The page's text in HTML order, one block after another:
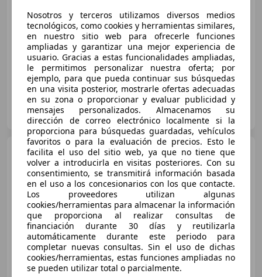
€ 10.270
Sincomparación
09/2016 103.000 km Gasolina -/-
FLEXICAR GRUPO BARCELONA.
ES-08097 L'Hospitalet de Llobregat
Citroen C41.6i 16v Collection
€ 2.900
Súperoferta
01/2006 206.300 km Gasolina 80 kW (109 CV)
Nosotros y terceros utilizamos diversos medios
tecnológicos, como cookies y herramientas similares,
en nuestro sitio web para ofrecerle funciones
ampliadas y garantizar una mejor experiencia de
usuario. Gracias a estas funcionalidades ampliadas,
le permitimos personalizar nuestra oferta; por
ejemplo, para que pueda continuar sus búsquedas
en una visita posterior, mostrarle ofertas adecuadas
en su zona o proporcionar y evaluar publicidad y
mensajes personalizados. Almacenamos su
dirección de correo electrónico localmente si la
proporciona para búsquedas guardadas, vehículos
favoritos o para la evaluación de precios. Esto le
facilita el uso del sitio web, ya que no tiene que
volver a introducirla en visitas posteriores. Con su
consentimiento, se transmitirá información basada
en el uso a los concesionarios con los que contacte.
Los proveedores utilizan algunas
cookies/herramientas para almacenar la información
que proporciona al realizar consultas de
financiación durante 30 días y reutilizarla
automáticamente durante este periodo para
completar nuevas consultas. Sin el uso de dichas
cookies/herramientas, estas funciones ampliadas no
se pueden utilizar total o parcialmente.